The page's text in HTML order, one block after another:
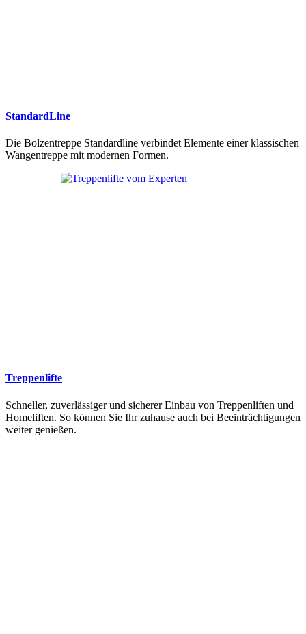
StandardLine
Die Bolzentreppe Standardline verbindet Elemente einer klassischen
Wangentreppe mit modernen Formen.
Treppenlifte
Schneller, zuverlässiger und sicherer Einbau von Treppenliften und
Homeliften. So können Sie Ihr zuhause auch bei Beeinträchtigungen
weiter genießen.